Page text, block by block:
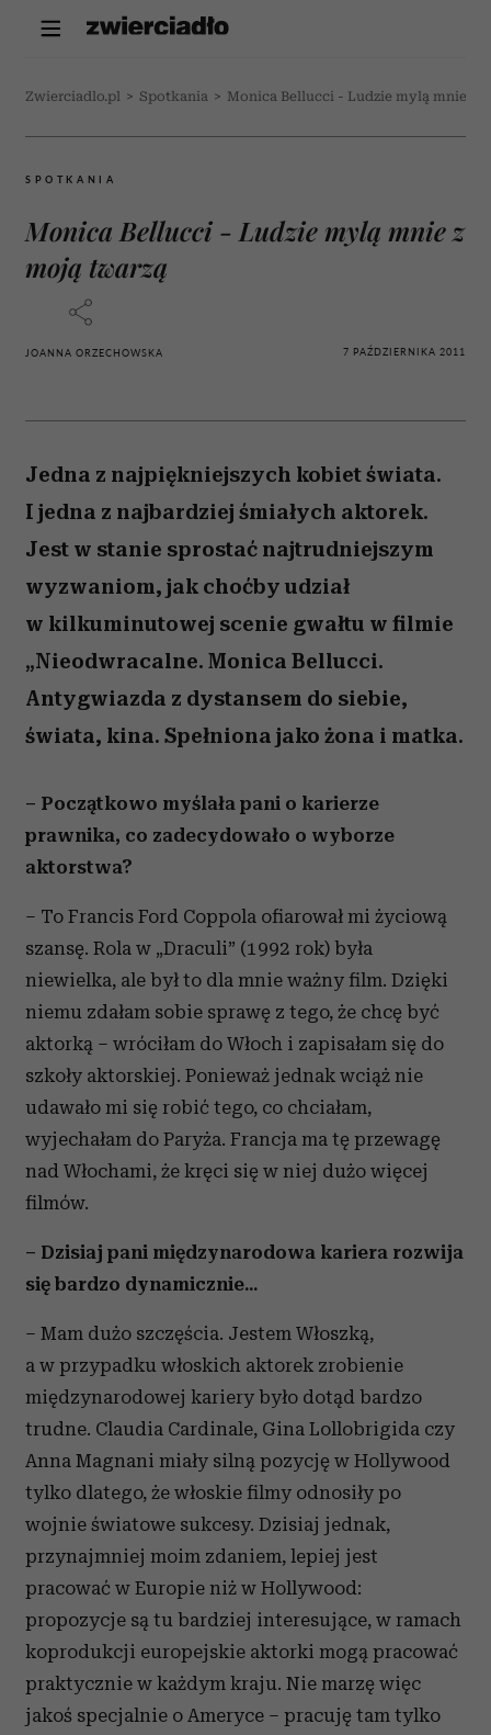
Zwierciadlo.pl > Spotkania > Monica Bellucci - Ludzie mylą mnie z
SPOTKANIA
Monica Bellucci - Ludzie mylą mnie z
moją twarzą
JOANNA ORZECHOWSKA 7 PAŹDZIERNIKA 2011
Jedna z najpiękniejszych kobiet świata.
I jedna z najbardziej śmiałych aktorek.
Jest w stanie sprostać najtrudniejszym
wyzwaniom, jak choćby udział
w kilkuminutowej scenie gwałtu w filmie
„Nieodwracalne. Monica Bellucci.
Antygwiazda z dystansem do siebie,
świata, kina. Spełniona jako żona i matka.
– Początkowo myślała pani o karierze
prawnika, co zadecydowało o wyborze
aktorstwa?
– To Francis Ford Coppola ofiarował mi życiową
szansę. Rola w „Draculi” (1992 rok) była
niewielka, ale był to dla mnie ważny film. Dzięki
niemu zdałam sobie sprawę z tego, że chcę być
aktorką – wróciłam do Włoch i zapisałam się do
szkoły aktorskiej. Ponieważ jednak wciąż nie
udawało mi się robić tego, co chciałam,
wyjechałam do Paryża. Francja ma tę przewagę
nad Włochami, że kręci się w niej dużo więcej
filmów.
– Dzisiaj pani międzynarodowa kariera rozwija
się bardzo dynamicznie...
– Mam dużo szczęścia. Jestem Włoszką,
a w przypadku włoskich aktorek zrobienie
międzynarodowej kariery było dotąd bardzo
trudne. Claudia Cardinale, Gina Lollobrigida czy
Anna Magnani miały silną pozycję w Hollywood
tylko dlatego, że włoskie filmy odnosiły po
wojnie światowe sukcesy. Dzisiaj jednak,
przynajmniej moim zdaniem, lepiej jest
pracować w Europie niż w Hollywood:
propozycje są tu bardziej interesujące, w ramach
koprodukcji europejskie aktorki mogą pracować
praktycznie w każdym kraju. Nie marzę więc
jakoś specjalnie o Ameryce – pracuję tam tylko